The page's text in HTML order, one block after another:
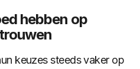
hebben op
keuzes steeds vaker op